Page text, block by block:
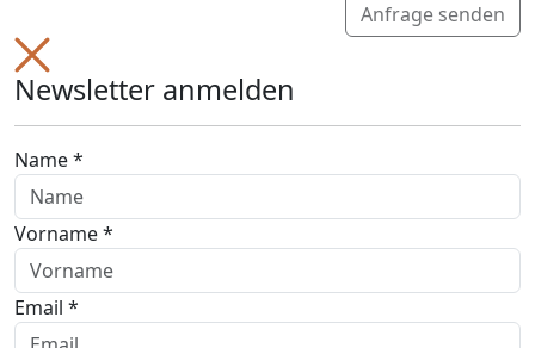
Anfrage senden
Newsletter anmelden
Name *
Vorname *
Email *